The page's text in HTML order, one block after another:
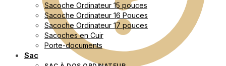
Sacoche Ordinateur 15 pouces
Sacoche Ordinateur 16 Pouces
Sacoche Ordinateur 17 pouces
Sacoches en Cuir
Porte-documents
Sac